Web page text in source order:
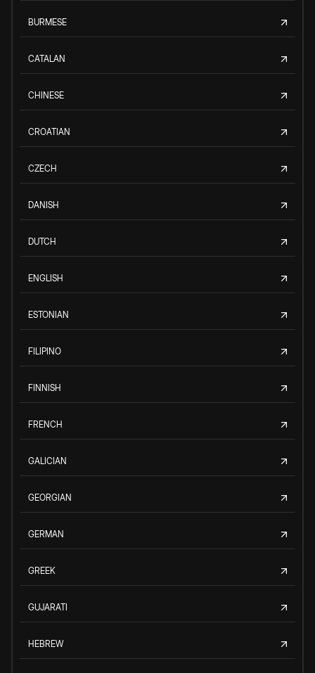
BURMESE
CATALAN
CHINESE
CROATIAN
CZECH
DANISH
DUTCH
ENGLISH
ESTONIAN
FILIPINO
FINNISH
FRENCH
GALICIAN
GEORGIAN
GERMAN
GREEK
GUJARATI
HEBREW